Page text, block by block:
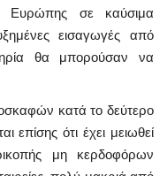
Ευρώπης σε καύσιμα
εισαγωγές από
θα μπορούσαν να
κατά το δεύτερο
επίσης ότι έχει μειωθεί
μη κερδοφόρων